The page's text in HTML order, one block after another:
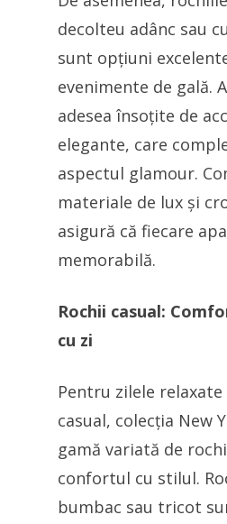
decolteu adânc sau
sunt opțiuni
evenimente de gală.
adesea însoțite de
elegante, care
aspectul glamour.
materiale de lux și
asigură că fiecare
memorabilă.
Rochii casual:
cu zi
Pentru zilele
casual, colecția New
gamă variată de
confortul cu stilul.
bumbac sau tricot